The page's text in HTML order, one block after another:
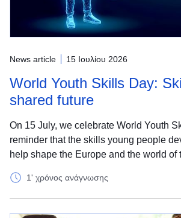
News article 15 Ιουλίου 2026
World Youth Skills Day:
shared future
On 15 July, we celebrate World Youth
reminder that the skills young people
help shape the Europe and the world of
1' χρόνος ανάγνωσης